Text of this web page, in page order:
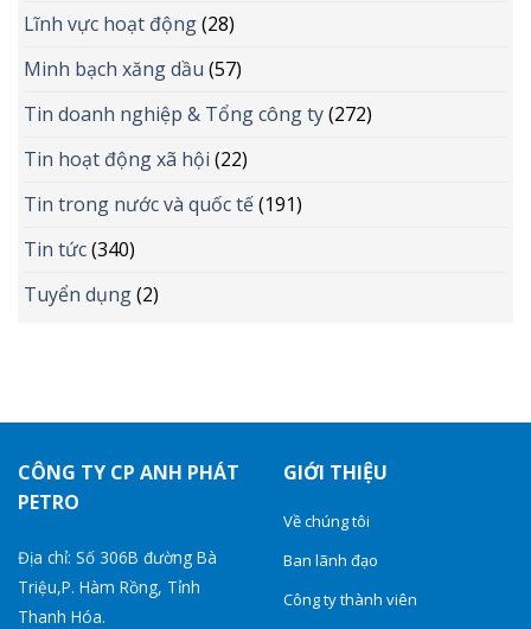
Lĩnh vực hoạt động(28)
Minh bạch xăng dầu (57)
Tin doanh nghiệp & Tổng công ty(272)
Tin hoạt động xã hội (22)
Tin trong nước và quốc tế(191)
Tin tức(340)
Tuyển dụng(2)
CÔNG TY CP ANH PHÁT
PETRO
Địa chỉ: Số 306B đường Bà
Triệu,P. Hàm Rồng, Tỉnh
Thanh Hóa.
GIỚI THIỆU
Về chúng tôi
Ban lãnh đạo
Công ty thành viên